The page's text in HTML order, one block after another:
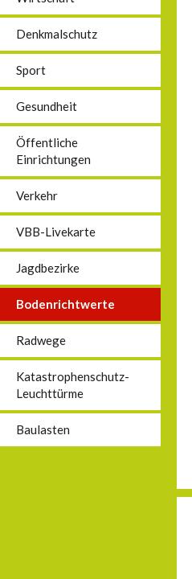
Denkmalschutz
Sport
Gesundheit
Öffentliche
Einrichtungen
Verkehr
VBB-Livekarte
Jagdbezirke
Bodenrichtwerte
Radwege
Katastrophenschutz-
Leuchttürme
Baulasten